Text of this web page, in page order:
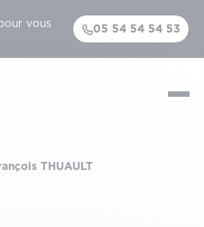
vous
05 54 54 54 53
THUAULT